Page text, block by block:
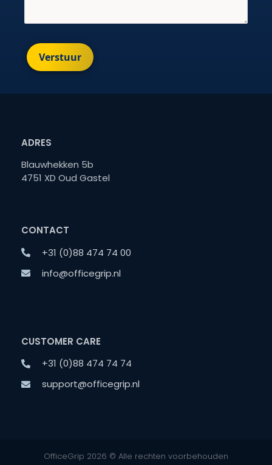
Verstuur
ADRES
Blauwhekken 5b
4751 XD Oud Gastel
CONTACT
+31 (0)88 474 74 00
info@officegrip.nl
CUSTOMER CARE
+31 (0)88 474 74 74
support@officegrip.nl
OfficeGrip 2026 © Alle rechten voorbehouden